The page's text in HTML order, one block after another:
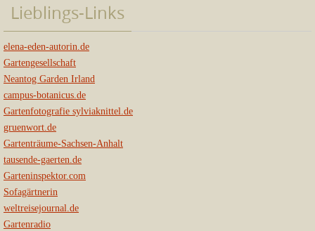
Lieblings-Links
elena-eden-autorin.de
Gartengesellschaft
Neantog Garden Irland
campus-botanicus.de
Gartenfotografie sylviaknittel.de
gruenwort.de
Gartenträume-Sachsen-Anhalt
tausende-gaerten.de
Garteninspektor.com
Sofagärtnerin
weltreisejournal.de
Gartenradio